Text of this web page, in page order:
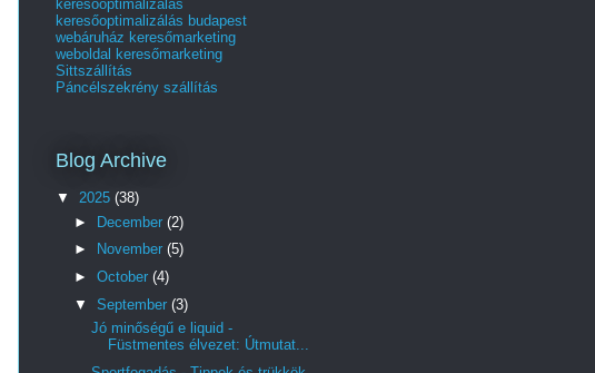
keresőoptimalizálás
keresőoptimalizálás budapest
webáruház keresőmarketing
weboldal keresőmarketing
Sittszállítás
Páncélszekrény szállítás
Blog Archive
▼ 2025 (38)
► December (2)
►
November (5)
► October (4)
▼ September (3)
Jó minőségű e liquid -
Füstmentes élvezet: Útmutat...